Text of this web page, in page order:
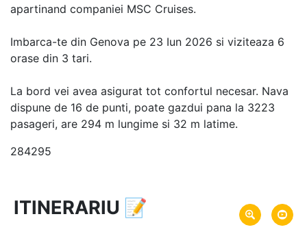
apartinand companiei MSC Cruises.
Imbarca-te din Genova pe 23 Iun 2026 si viziteaza 6
orase din 3 tari.
La bord vei avea asigurat tot confortul necesar. Nava
dispune de 16 de punti, poate gazdui pana la 3223
pasageri, are 294 m lungime si 32 m latime.
284295
8 zile vacanta de croaziera in
Marea Mediterana de Vest -
ITINERARIU 📝